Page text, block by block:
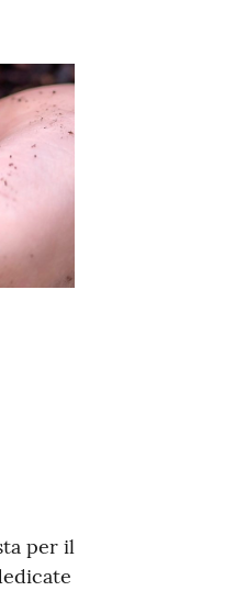
per il